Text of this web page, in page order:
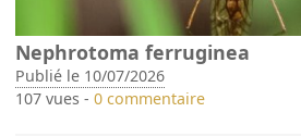
Nephrotoma ferruginea
Publié le 10/07/2026
107 vues -0 commentaire